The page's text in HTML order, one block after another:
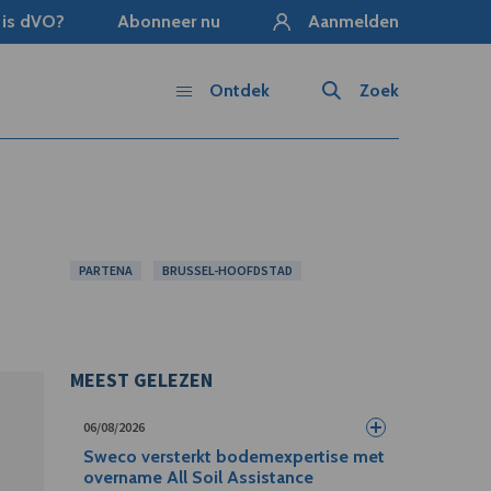
dVO? Abonneer nu Aanmelden
Zoek
Ontdek
PARTENA BRUSSEL-HOOFDSTAD
MEEST GELEZEN
06/08/2026
Sweco versterkt bodemexpertise met
overname All Soil Assistance